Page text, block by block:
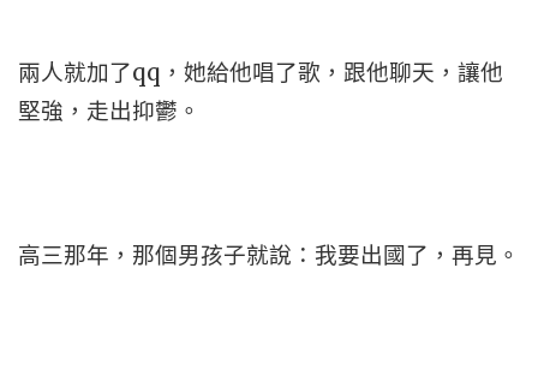
兩人就加了qq，她給他唱了歌，跟他聊天，讓他
堅強，走出抑鬱。
高三那年，那個男孩子就說：我要出國了，再見。